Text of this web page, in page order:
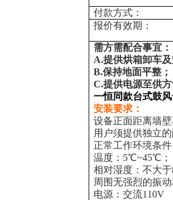
付款方式：
报价有效期：
需方需配合事宜：
A.提供烘箱卸车
B.保持地面平整；
C.提供电源至供
一恒同款台式鼓
安装要求：
设备正面距离墙
用户须提供独立
正常工作环境条
温度：5℃~45℃；
相对湿度：不大于
周围无强烈的振
电源：交流110V